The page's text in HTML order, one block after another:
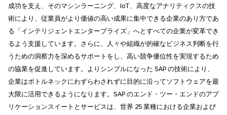
成功を支え、そのマシンラーニング、IoT、高度なアナリティクスの技
術により、従業員がより価値の高い成果に集中できる企業のあり方であ
る「インテリジェントエンタープライズ」へとすべての企業が変革でき
るよう支援しています。さらに、人々や組織が的確なビジネス判断を行
うための洞察力を深めるサポートをし、高い競争優位性を実現するため
の協業を促進しています。よりシンプルになった SAP の技術により、
企業はボトルネックにわずらわされずに目的に沿ってソフトウェアを最
大限に活用できるようになります。SAP のエンド・ツー・エンドのアプ
リケーションスイートとサービスは、世界 25 業種における企業および